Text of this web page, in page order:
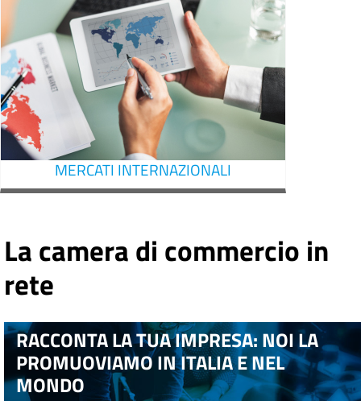
MERCATI INTERNAZIONALI
La camera di commercio in
rete
RACCONTA LA TUA IMPRESA: NOI LA
PROMUOVIAMO IN ITALIA E NEL
MONDO